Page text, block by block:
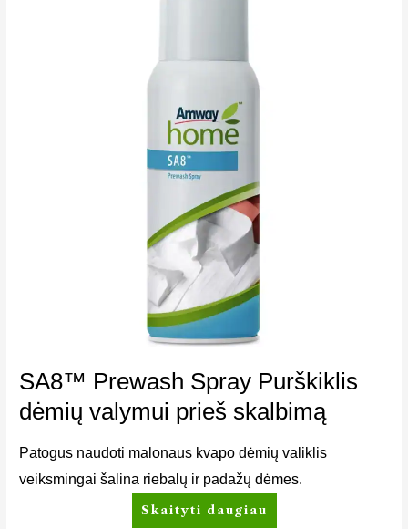
SA8™ Prewash Spray Purškiklis
dėmių valymui prieš skalbimą
Patogus naudoti malonaus kvapo dėmių valiklis
veiksmingai šalina riebalų ir padažų dėmes.
Skaityti daugiau